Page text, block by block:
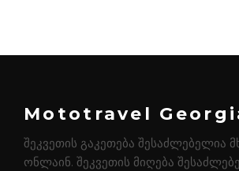
Mototravel
შეკვეთის გაკეთება
ონლაინ. შეკვეთის მიღება